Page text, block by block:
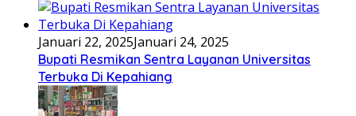
Januari 22, 2025Januari 24, 2025
Bupati Resmikan Sentra Layanan Universitas
Terbuka Di Kepahiang